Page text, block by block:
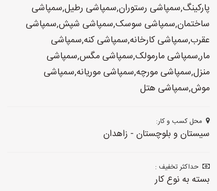
پارکینگ,سمپاشی رستوران,سمپاشی رطیل,سمپاشی
ساختمان,سمپاشی سوسک,سمپاشی شپش,سمپاشی
عقرب,سمپاشی کارخانه,سمپاشی کنه,سمپاشی
مار,سمپاشی مارمولک,سمپاشی مگس,سمپاشی
منزل,سمپاشی مورچه,سمپاشی موریانه,سمپاشی
موش,سمپاشی هتل
محل کسب و کار:
سیستان و بلوچستان - زاهدان
حداکثر تخفیف :
بسته به نوع کار